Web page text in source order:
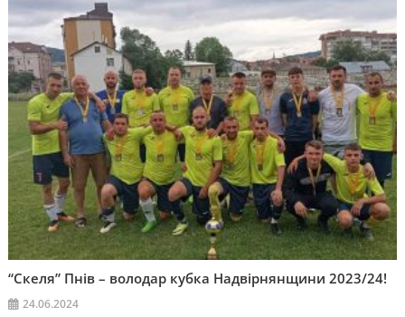
“Скеля” Пнів – володар кубка Надвірнянщини 2023/24!
24.06.2024